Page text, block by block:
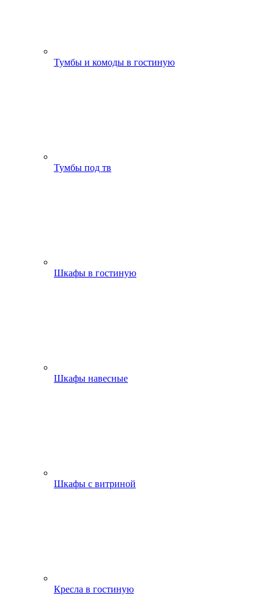
Тумбы и комоды в гостиную
Тумбы под тв
Шкафы в гостиную
Шкафы навесные
Шкафы с витриной
Кресла в гостиную